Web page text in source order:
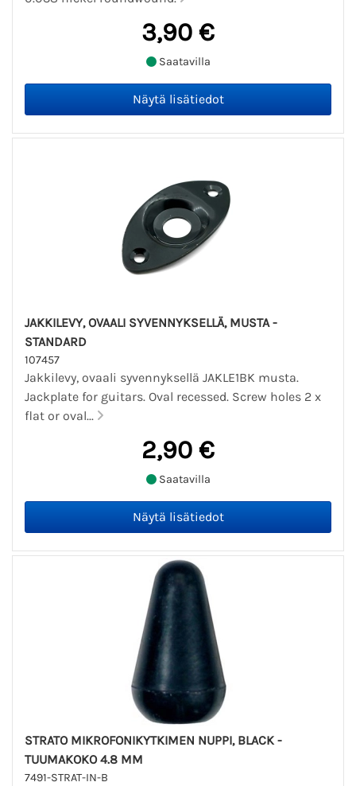
3,90 €
Saatavilla
JAKKILEVY, OVAALI SYVENNYKSELLÄ, MUSTA -
STANDARD
107457
Jakkilevy, ovaali syvennyksellä JAKLE1BK musta.
Jackplate for guitars. Oval recessed. Screw holes 2 x
flat or oval...
2,90 €
Saatavilla
STRATO MIKROFONIKYTKIMEN NUPPI, BLACK -
TUUMAKOKO 4.8 MM
7491-STRAT-IN-B